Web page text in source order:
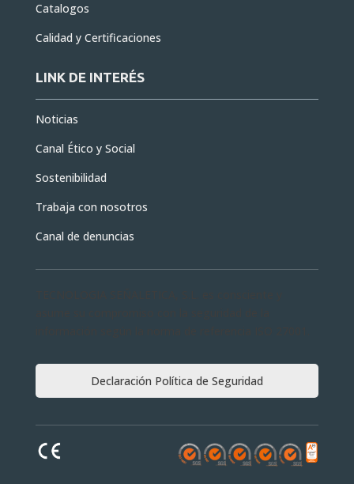
Catalogos
Calidad y Certificaciones
LINK DE INTERÉS
Noticias
Canal Ético y Social
Sostenibilidad
Trabaja con nosotros
Canal de denuncias
Declaración Política de Seguridad